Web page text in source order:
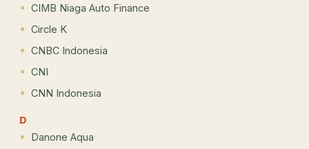
CIMB Niaga Auto Finance
Circle K
CNBC Indonesia
CNI
CNN Indonesia
D
Danone Aqua